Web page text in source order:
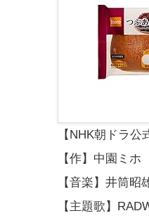
【NHK朝ドラ公
【作】中園ミホ
【音楽】井筒昭
【主題歌】